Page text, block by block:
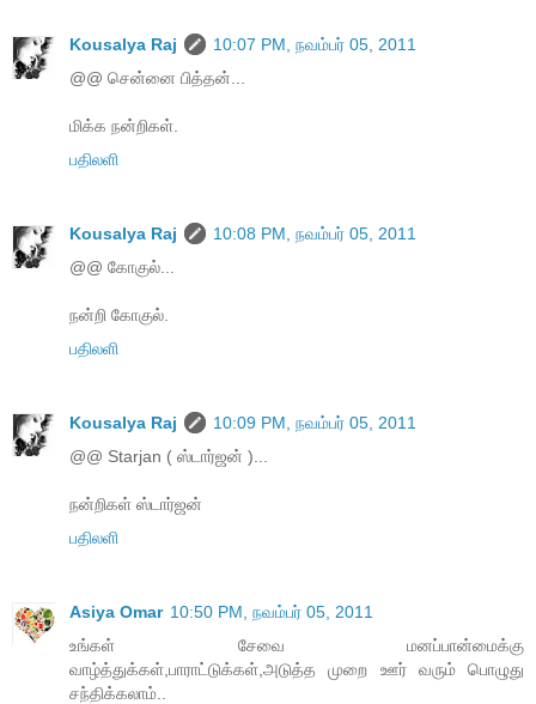
Kousalya Raj
10:07 PM, நவம்பர் 05, 2011
@@ சென்னை பித்தன்...
மிக்க நன்றிகள்.
பதிலளி
Kousalya Raj
10:08 PM, நவம்பர் 05, 2011
@@ கோகுல்...
நன்றி கோகுல்.
பதிலளி
Kousalya Raj
10:09 PM, நவம்பர் 05, 2011
@@ Starjan ( ஸ்டார்ஜன் )...
நன்றிகள் ஸ்டார்ஜன்
பதிலளி
Asiya Omar 10:50 PM, நவம்பர் 05, 2011
உங்கள் சேவை மனப்பான்மைக்கு
வாழ்த்துக்கள்,பாராட்டுக்கள்,அடுத்த முறை ஊர் வரும் பொழுது
சந்திக்கலாம்..